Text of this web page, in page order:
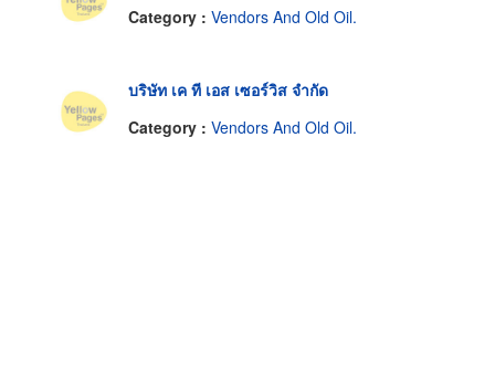
Category : Vendors And Old Oil.
บริษัท เค ที เอส เซอร์วิส จำกัด
Category : Vendors And Old Oil.